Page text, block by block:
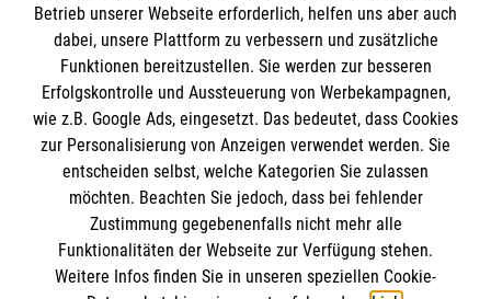
IBAN: DE10 3706 0120 1201 2000 12
BIC: GENODED 1PA7
Newsletter abonnieren
Betrieb unserer Webseite erforderlich, helfen uns aber auch
dabei, unsere Plattform zu verbessern und zusätzliche
Funktionen bereitzustellen. Sie werden zur besseren
Erfolgskontrolle und Aussteuerung von Werbekampagnen,
wie z.B. Google Ads, eingesetzt. Das bedeutet, dass Cookies
zur Personalisierung von Anzeigen verwendet werden. Sie
entscheiden selbst, welche Kategorien Sie zulassen
möchten. Beachten Sie jedoch, dass bei fehlender
Zustimmung gegebenenfalls nicht mehr alle
Funktionalitäten der Webseite zur Verfügung stehen.
Weitere Infos finden Sie in unseren speziellen Cookie-